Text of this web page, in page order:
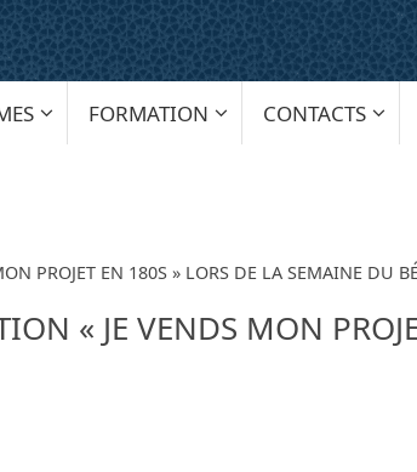
FORMATION CONTACTS
PROJET EN 180S » LORS DE LA SEMAINE DU
« JE VENDS MON